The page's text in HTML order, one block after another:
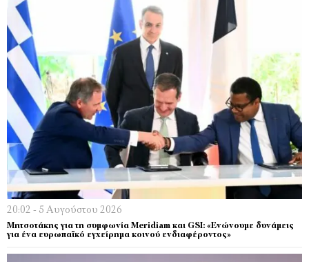
20:02 - 5 Αυγούστου 2026
Μητσοτάκης για τη συμφωνία Meridiam και GSI: «Ενώνουμε δυνάμεις
για ένα ευρωπαϊκό εγχείρημα κοινού ενδιαφέροντος»